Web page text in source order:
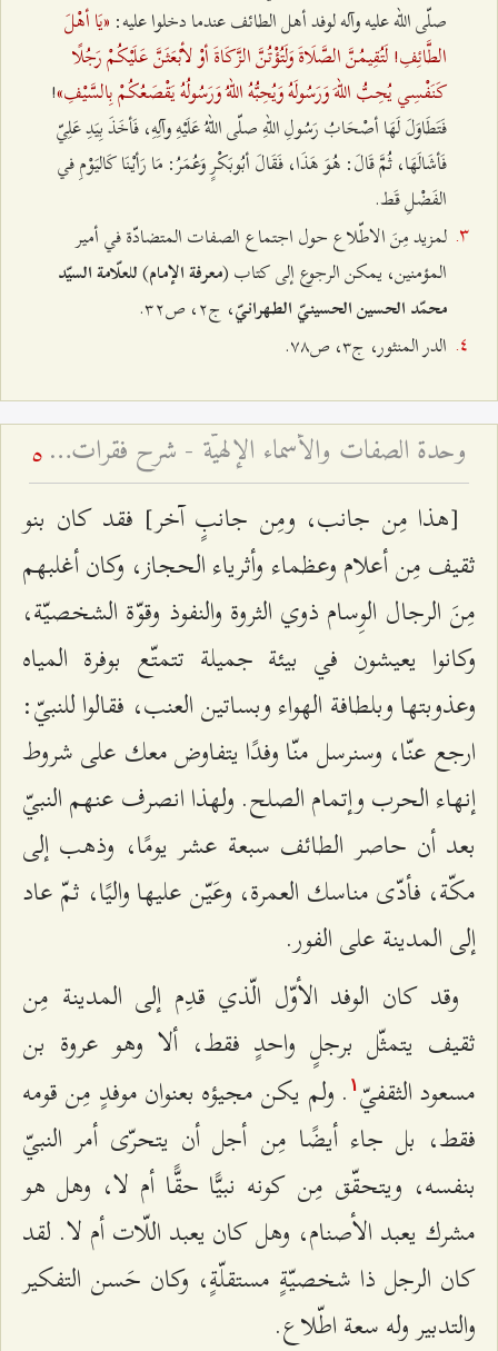
صلّى الله عليه وآله لوفد أهل الطائف عندما دخلوا عليه: «يَا أهْلَ
الطَّائِفِ! لَتُقِيمُنَّ الصَّلَاةَ وَلَتُؤْتُنَّ الزَّكَاةَ أوْ لأبْعَثَنَّ عَلَيْكُمْ رَجُلًا
كَنَفْسِي يُحِبُّ اللهَ وَرَسُولَهُ وَيُحِبُّهُ اللهُ وَرَسُولُهُ يَقْصَعُكُمْ بِالسَّيْفِ»!
فَتَطَاوَلَ لَهَا أصْحَابُ رَسُولِ اللهِ صلّى اللهُ عَلَيْهِ وآلِهِ، فَأخَذَ بِيَدِ عَلِيّ
فَأشَالَهَا، ثُمَّ قَالَ: هُوَ هَذَا، فَقَالَ أبُوبَكْرٍ وَعُمَرُ: مَا رَأيْنَا كَاليَوْمِ في
الفَضْلِ قَط.
لمزيد مِنَ الاطّلاع حول اجتماع الصفات المتضادّة في أمير
المؤمنين، يمكن الرجوع إلى كتاب (معرفة الإمام)للعلّامة السيّد
محمّد الحسين الحسينيّ الطهرانيّ، ج٢، ص٣٢.
الدر المنثور، ج٣، ص۷۸.
وحدة الصفات والأسماء الإلهيّة - شرح فقرات مِن دعاء الافتتاح – الجلسة الثالثة 5
[هذا مِن جانب، ومِن جانبٍ آخر] فقد كان بنو
ثقيف مِن أعلام وعظماء وأثرياء الحجاز، وكان أغلبهم
مِنَ الرجال الوِسام ذوي الثروة والنفوذ وقوّة الشخصيّة،
وكانوا يعيشون في بيئة جميلة تتمتّع بوفرة المياه
وعذوبتها وبلطافة الهواء وبساتين العنب، فقالوا للنبيّ:
ارجع عنّا، وسنرسل منّا وفدًا يتفاوض معك على شروط
إنهاء الحرب وإتمام الصلح. ولهذا انصرف عنهم النبيّ
بعد أن حاصر الطائف سبعة عشر يومًا، وذهب إلى
مكّة، فأدّى مناسك العمرة، وعَيّن عليها واليًا، ثمّ عاد
إلى المدينة على الفور.
وقد كان الوفد الأوّل الّذي قدِم إلى المدينة مِن
ثقيف يتمثّل برجلٍ واحدٍ فقط، ألا وهو عروة بن
مسعود الثقفيّ ۱ . ولم يكن مجيؤه بعنوان موفدٍ مِن قومه
فقط، بل جاء أيضًا مِن أجل أن يتحرّى أمر النبيّ
بنفسه، ويتحقّق مِن كونه نبيًّا حقًّا أم لا، وهل هو
مشرك يعبد الأصنام، وهل كان يعبد اللّات أم لا. لقد
كان الرجل ذا شخصيّةٍ مستقلّةٍ، وكان حَسن التفكير
والتدبير وله سعة اطّلاع.